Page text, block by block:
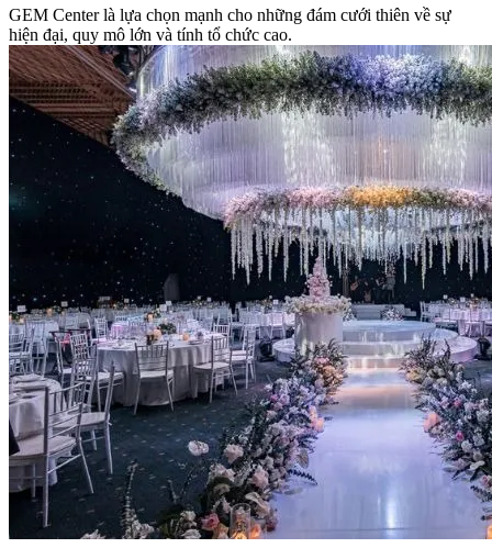
GEM Center là lựa chọn mạnh cho những đám cưới thiên về sự
hiện đại, quy mô lớn và tính tổ chức cao.